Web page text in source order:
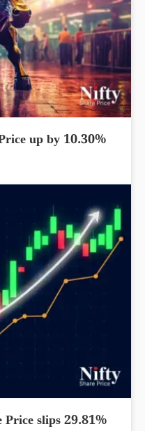
up by 10.30%
slips 29.81%